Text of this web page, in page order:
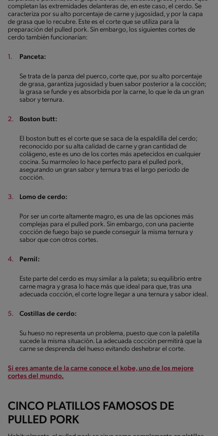
completan las extremidades delanteras de, en este caso, el cerdo. Se
caracteriza por su alto porcentaje de carne y jugosidad, y por la capa
de grasa que lo recubre. Este es el corte que se utiliza para la
preparación del pulled pork. Sin embargo, los siguientes cortes de
cerdo también funcionarían:
Panceta:
Se trata de la panza del puerco, corte que, por su alto porcentaje
de grasa, garantiza jugosidad y buen sabor posterior a la cocción;
la grasa se funde y es absorbida por la carne, lo que le da un gran
sabor y ternura.
Boston butt:
El boston butt es el corte que se saca de la espaldilla del cerdo;
reconocido por su alta calidad de carne y gran cantidad de
colágeno, este es uno de los cortes más apetecidos en cualquier
cocina. Su marmoleo lo hace perfecto para el pulled pork,
asegurando un gran sabor y ternura tras el largo periodo de
cocción.
Lomo de cerdo:
Por ser un corte altamente magro, es una de las opciones más
complejas para el pulled pork. Sin embargo, con una paciente
cocción de fuego bajo se puede conseguir la misma ternura y
sabor que con otros cortes.
Pernil:
Este parte del cerdo es muy similar a la paleta; su equilibrio entre
carne magra y grasa lo hace más que ideal para que, tras una
adecuada cocción, el corte logre llegar a una ternura y sabor ideal.
Costillas de cerdo:
Su hueso no representa un problema, puesto que con la paletilla
sucede la misma situación. La adecuada cocción permitirá que la
carne se desprenda del hueso evitando deshebrar el corte.
Si eres amante de la carne conoce el kobe, uno de los mejore
cortes del mundo.
CINCO PLATILLOS FAMOSOS DE
PULLED PORK